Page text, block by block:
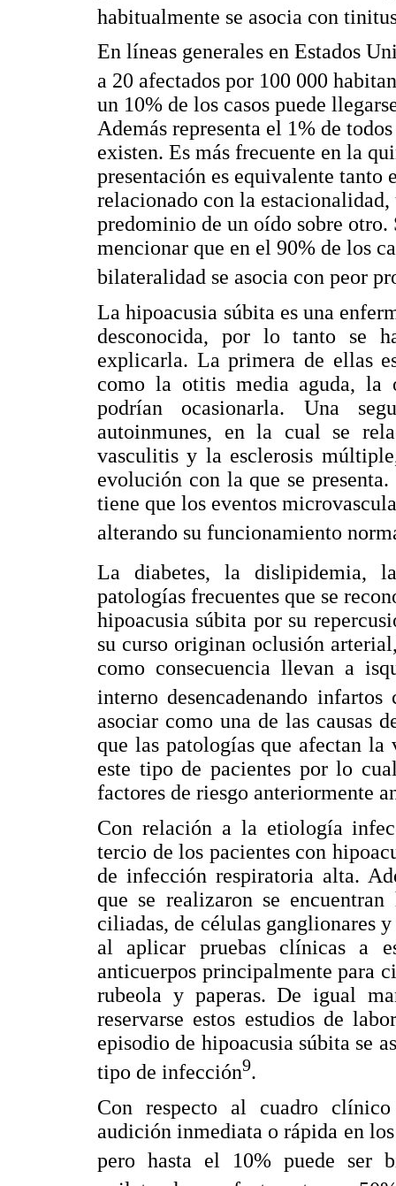
habitualmente se asocia con
En líneas generales en Estados
a 20 afectados por 100 000
un 10% de los casos puede
Además representa el 1% de
existen. Es más frecuente en la
presentación es equivalente tanto
relacionado con la
predominio de un oído sobre
mencionar que en el 90% de los
bilateralidad se asocia con peor
La hipoacusia súbita es una
desconocida, por lo tanto se
explicarla. La primera de ellas
como la otitis media aguda,
podrían ocasionarla. Una
autoinmunes, en la cual se
vasculitis y la esclerosis
evolución con la que se
tiene que los eventos
alterando su funcionamiento
La diabetes, la dislipidemia,
patologías frecuentes que se
hipoacusia súbita por su
su curso originan oclusión
como consecuencia llevan a
interno desencadenando infartos
asociar como una de las causas
que las patologías que afectan
este tipo de pacientes por lo
factores de riesgo anteriormente
Con relación a la etiología
tercio de los pacientes con
de infección respiratoria alta.
que se realizaron se
ciliadas, de células ganglionares
al aplicar pruebas clínicas a
anticuerpos principalmente para
rubeola y paperas. De igual
reservarse estos estudios de
episodio de hipoacusia súbita se
tipo de infección9.
Con respecto al cuadro
audición inmediata o rápida en
pero hasta el 10% puede ser